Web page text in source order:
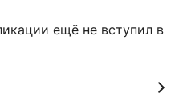
ещё не вступил в